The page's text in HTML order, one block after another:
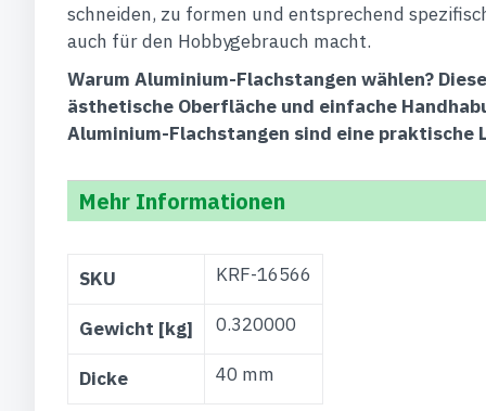
schneiden, zu formen und entsprechend
auch für den Hobbygebrauch macht.
Warum Aluminium-Flachstangen wählen?
ästhetische Oberfläche und einfache
Aluminium-Flachstangen sind eine
Mehr Informationen
Informationen
SKU KRF-16566
Gewicht [kg] 0.320000
Dicke 40 mm